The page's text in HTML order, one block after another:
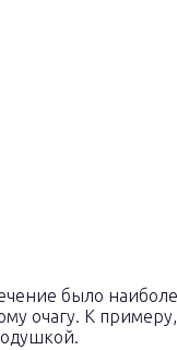
было
очагу. К